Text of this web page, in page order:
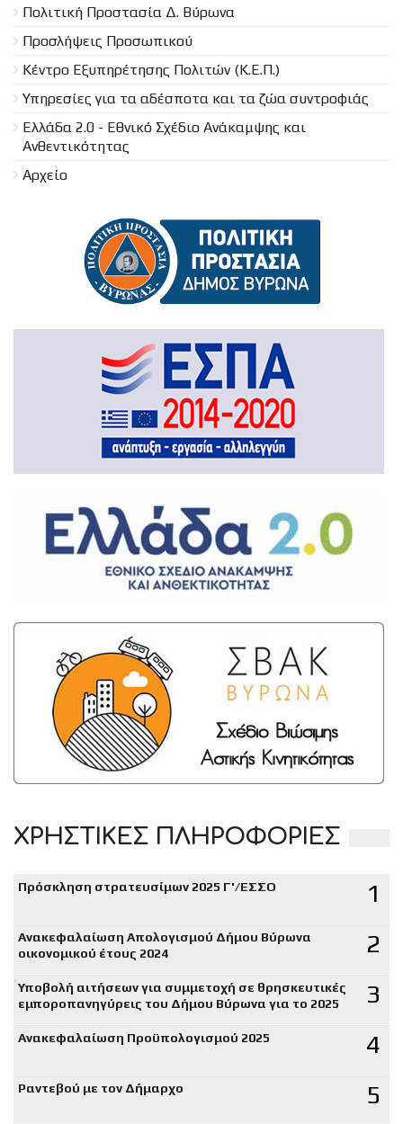
Πολιτική Προστασία Δ. Βύρωνα
Προσλήψεις Προσωπικού
Κέντρο Εξυπηρέτησης Πολιτών (Κ.Ε.Π.)
Υπηρεσίες για τα αδέσποτα και τα ζώα συντροφιάς
Ελλάδα 2.0 - Εθνικό Σχέδιο Ανάκαμψης και
Ανθεντικότητας
Αρχείο
ΧΡΗΣΤΙΚΕΣ ΠΛΗΡΟΦΟΡΙΕΣ
Πρόσκληση στρατευσίμων 2025 Γ'/ΕΣΣΟ 1
Ανακεφαλαίωση Απολογισμού Δήμου Βύρωνα
οικονομικού έτους 2024
2
Υποβολή αιτήσεων για συμμετοχή σε θρησκευτικές
εμποροπανηγύρεις του Δήμου Βύρωνα για το 2025
3
Ανακεφαλαίωση Προϋπολογισμού 2025 4
Ραντεβού με τον Δήμαρχο 5